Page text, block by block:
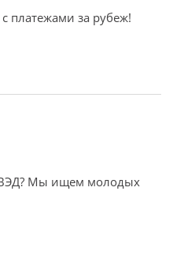
платежами за рубеж!
ВЭД? Мы ищем молодых